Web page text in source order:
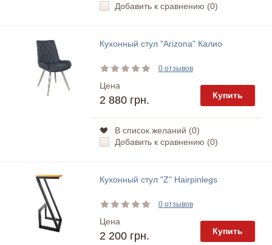
Добавить к сравнению (0)
Кухонный стул "Arizona" Калио
0 отзывов
Цена
2 880 грн. Купить
В список желаний (0)
Добавить к сравнению (0)
Кухонный стул "Z" Hairpinlegs
0 отзывов
Цена
2 200 грн. Купить